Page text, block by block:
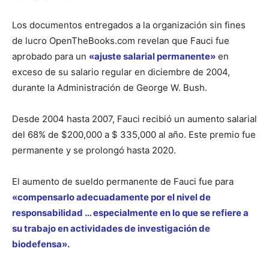
Los documentos entregados a la organización sin fines
de lucro OpenTheBooks.com revelan que Fauci fue
aprobado para un «ajuste salarial permanente» en
exceso de su salario regular en diciembre de 2004,
durante la Administración de George W. Bush.
Desde 2004 hasta 2007, Fauci recibió un aumento salarial
del 68% de $200,000 a $ 335,000 al año. Este premio fue
permanente y se prolongó hasta 2020.
El aumento de sueldo permanente de Fauci fue para
«compensarlo adecuadamente por el nivel de
responsabilidad … especialmente en lo que se refiere a
su trabajo en actividades de investigación de
biodefensa».